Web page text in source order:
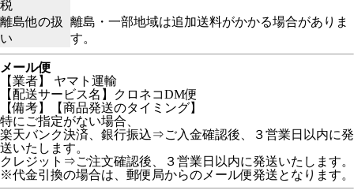
税
離島他の扱
い
離島・一部地域は追加送料がかかる場合がありま
す。
メール便
【業者】 ヤマト運輸
【配送サービス名】クロネコDM便
【備考】【商品発送のタイミング】
特にご指定がない場合、
楽天バンク決済、銀行振込⇒ご入金確認後、３営業日以内に発
送いたします。
クレジット⇒ご注文確認後、３営業日以内に発送いたします。
※代金引換の場合は、郵便局からのメール便発送となります。